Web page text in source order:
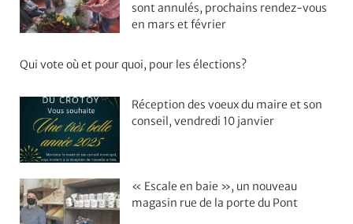
sont annulés, prochains rendez-vous
en mars et février
Qui vote où et pour quoi, pour les élections?
Réception des voeux du maire et son
conseil, vendredi 10 janvier
« Escale en baie », un nouveau
magasin rue de la porte du Pont